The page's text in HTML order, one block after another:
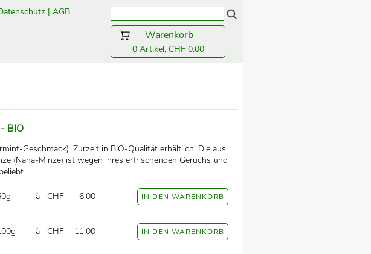
| AGB
Warenkorb
0 Artikel, CHF 0.00
BIO
Geschmack). Zurzeit in BIO-Qualität erhältlich. Die aus
(Nana-Minze) ist wegen ihres erfrischenden Geruchs und
à CHF 6.00
à CHF 11.00